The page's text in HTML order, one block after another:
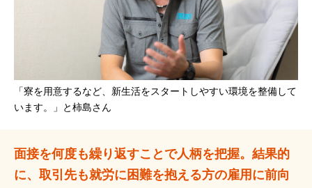
「寮を用意するなど、新生活をスタートしやすい環境を整備して
います。」と柿島さん
面接を何度も繰り返すことで人柄を把握。結果的
に、取引先も就労に困難を抱える方の雇用に前向